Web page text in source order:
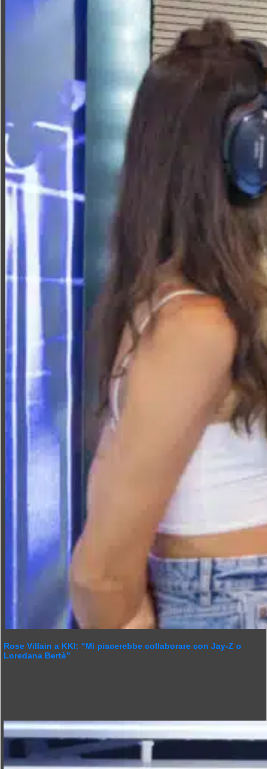
Rose Villain a KKI: “Mi piacerebbe collaborare con Jay-Z o
Loredana Bertè”